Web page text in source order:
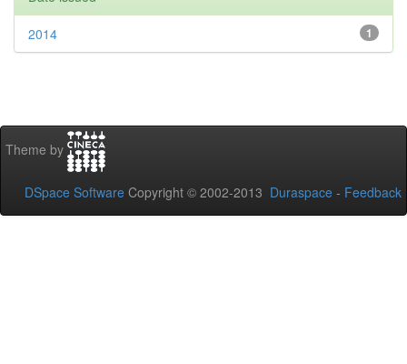
1
2014
Theme by
DSpace Software Copyright © 2002-2013 Duraspace - Feedback